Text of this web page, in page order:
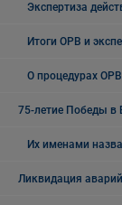
Экспертиза
Итоги ОРВ и
О процедурах
75-летие Победы в
Их именами
Ликвидация